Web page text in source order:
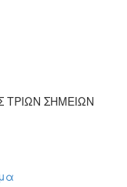
ΤΡΙΩΝ ΣΗΜΕΙΩΝ